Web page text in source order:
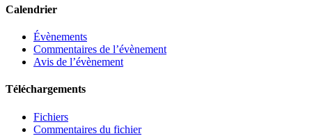
Calendrier
Évènements
Commentaires de l’évènement
Avis de l’évènement
Téléchargements
Fichiers
Commentaires du fichier